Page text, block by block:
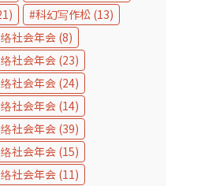
科幻写作松 (13)
社会年会(8)
社会年会(23)
社会年会(24)
社会年会(14)
社会年会(39)
社会年会(15)
社会年会(11)